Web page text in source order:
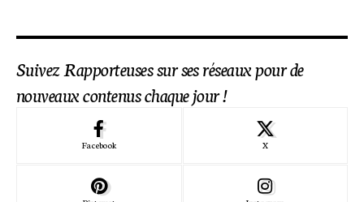
Suivez Rapporteuses sur ses réseaux pour de
nouveaux contenus chaque jour !
Facebook X